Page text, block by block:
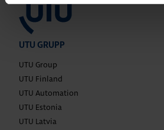
UTU GRUPP
UTU Group
UTU Finland
UTU Automation
UTU Estonia
UTU Latvia